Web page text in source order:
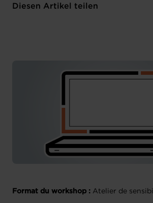
Anmelden
Diesen Artikel teilen
Format du workshop : Atelier de